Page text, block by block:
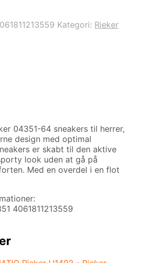
Kategori: Rieker
04351-64 sneakers til herrer,
design med optimal
er skabt til den aktive
look uden at gå på
Med en overdel i en flot
4061811213559